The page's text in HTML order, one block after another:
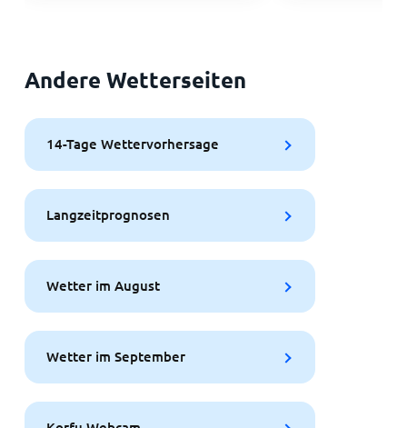
Andere Wetterseiten
14-Tage Wettervorhersage
Langzeitprognosen
Wetter im August
Wetter im September